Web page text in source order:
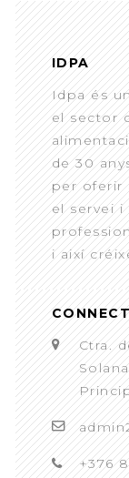
IDPA
Idpa és
el sector
de 30
per oferir
el servei i
i així
Ctra.
+376